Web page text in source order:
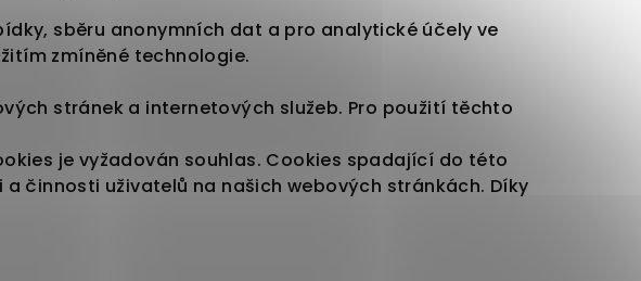
sběru anonymních dat a pro analytické účely ve
zmíněné technologie.
stránek a internetových služeb. Pro použití těchto
je vyžadován souhlas. Cookies spadající do této
činnosti uživatelů na našich webových stránkách. Díky